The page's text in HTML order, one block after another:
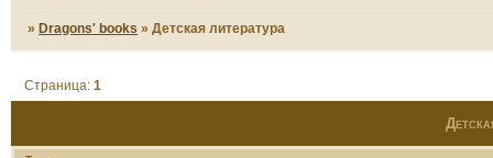
»Dragons' books »Детская литература
Страница:1